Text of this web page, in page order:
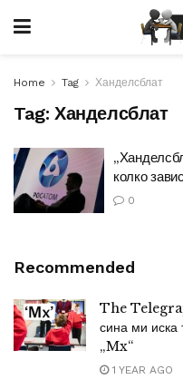
Home Tag Ханделсблат
Tag: Ханделсблат
колко
0
Recommended
The
сина ми иска
„Mx“
1 YEAR AGO